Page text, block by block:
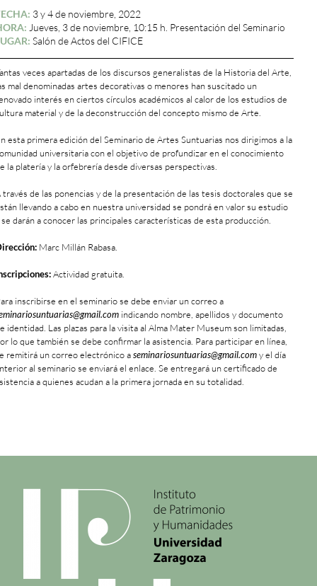
3 y 4 de noviembre, 2022
Jueves, 3 de noviembre, 10:15 h. Presentación del Seminario
Salón de Actos del CIFICE
veces apartadas de los discursos generalistas de la Historia del Arte,
mal denominadas artes decorativas o menores han suscitado un
interés en ciertos círculos académicos al calor de los estudios de
material y de la deconstrucción del concepto mismo de Arte.
esta primera edición del Seminario de Artes Suntuarias nos dirigimos a la
universitaria con el objetivo de profundizar en el conocimiento
la platería y la orfebrería desde diversas perspectivas.
través de las ponencias y de la presentación de las tesis doctorales que se
llevando a cabo en nuestra universidad se pondrá en valor su estudio
se darán a conocer las principales características de esta producción.
Marc Millán Rabasa.
Actividad gratuita.
inscribirse en el seminario se debe enviar un correo a
indicando nombre, apellidos y documento
identidad. Las plazas para la visita al Alma Mater Museum son limitadas,
lo que también se debe confirmar la asistencia. Para participar en línea,
remitirá un correo electrónico aseminariosuntuarias@gmail.comy el día
al seminario se enviará el enlace. Se entregará un certificado de
a quienes acudan a la primera jornada en su totalidad.